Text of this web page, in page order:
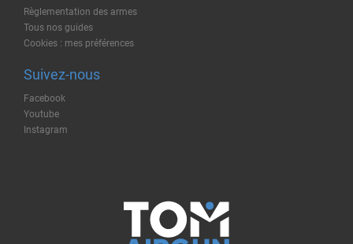
Règlementation des armes
Tous nos guides
Cookies : mes préférences
Suivez-nous
Facebook
Youtube
Instagram